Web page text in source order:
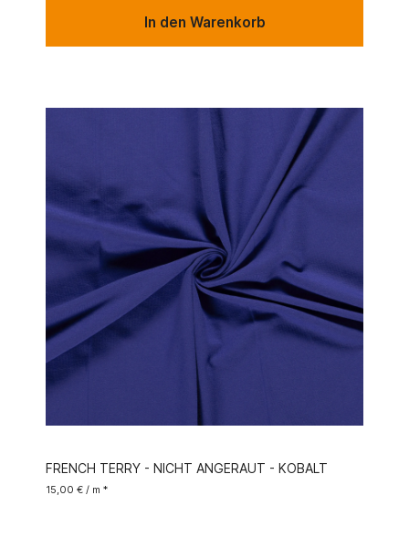
In den Warenkorb
FRENCH TERRY - NICHT ANGERAUT - KOBALT
15,00 € / m *